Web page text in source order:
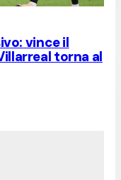
vince il
torna al